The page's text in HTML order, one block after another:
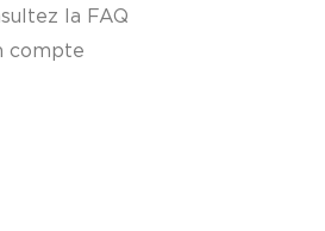
la FAQ
compte